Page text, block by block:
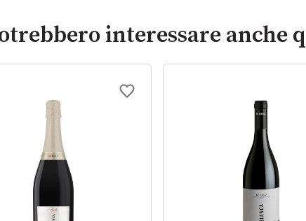
interessare anche